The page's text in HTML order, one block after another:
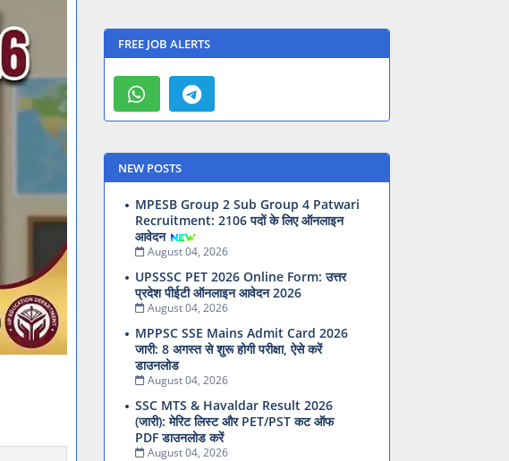
FREE JOB ALERTS
NEW POSTS
MPESB Group 2 Sub Group 4 Patwari
Recruitment: 2106 पदों के लिए ऑनलाइन
आवेदन
August 04, 2026
UPSSSC PET 2026 Online Form: उत्तर
प्रदेश पीईटी ऑनलाइन आवेदन 2026
August 04, 2026
MPPSC SSE Mains Admit Card 2026
जारी: 8 अगस्त से शुरू होगी परीक्षा, ऐसे करें
डाउनलोड
August 04, 2026
SSC MTS & Havaldar Result 2026
(जारी): मेरिट लिस्ट और PET/PST कट ऑफ
PDF डाउनलोड करें
August 04, 2026